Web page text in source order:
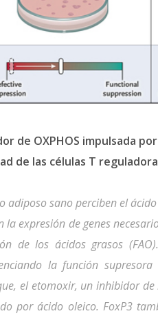
de OXPHOS impulsada
de las células T
adiposo sano perciben el
la expresión de genes
de los ácidos grasos
la función supresora
el etomoxir, un inhibidor de
por ácido oleico. FoxP3